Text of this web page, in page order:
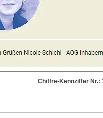
Chiffre-Kennziffer Nr.: